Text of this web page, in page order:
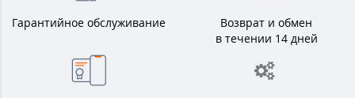
Гарантийное обслуживание
Возврат и обмен
в течении 14 дней